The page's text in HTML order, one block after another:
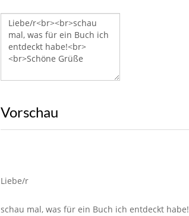
Vorschau
Liebe/r
schau mal, was für ein Buch ich entdeckt habe!